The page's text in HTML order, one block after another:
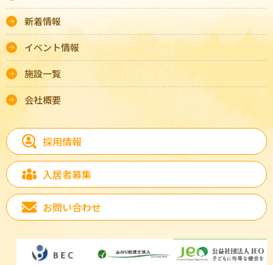
新着情報
イベント情報
施設一覧
会社概要
採用情報
入居者募集
お問い合わせ